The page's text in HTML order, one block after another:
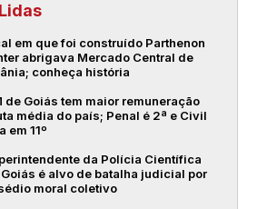
em que foi construído Parthenon
abrigava Mercado Central de
conheça história
de Goiás tem maior remuneração
média do país; Penal é 2ª e Civil
em 11º
da Polícia Científica
é alvo de batalha judicial por
moral coletivo